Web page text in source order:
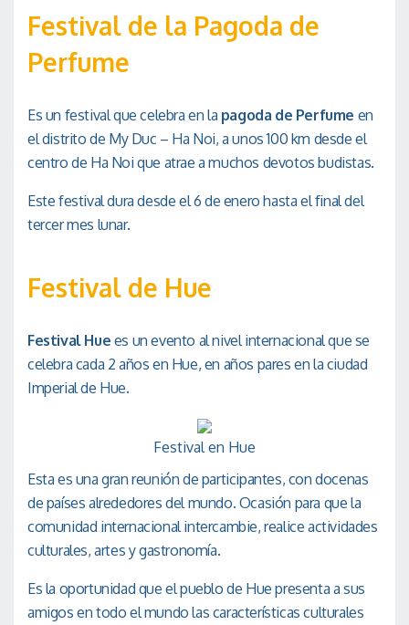
Festival de la Pagoda de
Perfume
Es un festival que celebra en la pagoda de Perfume en
el distrito de My Duc – Ha Noi, a unos 100 km desde el
centro de Ha Noi que atrae a muchos devotos budistas.
Este festival dura desde el 6 de enero hasta el final del
tercer mes lunar.
Festival de Hue
Festival Hue es un evento al nivel internacional que se
celebra cada 2 años en Hue, en años pares en la ciudad
Imperial de Hue.
Festival en Hue
Esta es una gran reunión de participantes, con docenas
de países alrededores del mundo. Ocasión para que la
comunidad internacional intercambie, realice actividades
culturales, artes y gastronomía.
Es la oportunidad que el pueblo de Hue presenta a sus
amigos en todo el mundo las características culturales